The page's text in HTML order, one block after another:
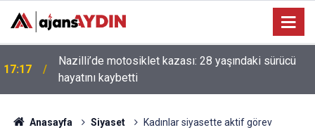
17:17
Nazilli’de motosiklet kazası: 28 yaşındaki sürücü
hayatını kaybetti
Anasayfa Siyaset
Kadınlar siyasette aktif görev